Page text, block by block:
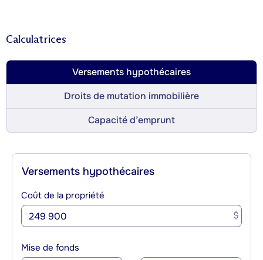
Calculatrices
Versements hypothécaires
Droits de mutation immobilière
Capacité d’emprunt
Versements hypothécaires
Coût de la propriété
$
Mise de fonds